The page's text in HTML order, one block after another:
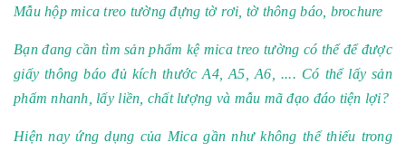
Mẫu hộp mica treo tường đựng tờ rơi, tờ thông báo, brochure
Bạn đang cần tìm sản phẩm kệ mica treo tường có thể để được
giấy thông báo đủ kích thước A4, A5, A6, .... Có thể lấy sản
phẩm nhanh, lấy liền, chất lượng và mẫu mã đạo đáo tiện lợi?
Hiện nay ứng dụng của Mica gần như không thể thiếu trong